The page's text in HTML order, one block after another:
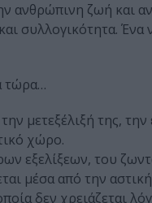
ανθρώπινη ζωή και
συλλογικότητα.
τώρα…
μετεξέλιξή της,
χώρο.
εξελίξεων, του
μέσα από την
δεν χρειάζεται